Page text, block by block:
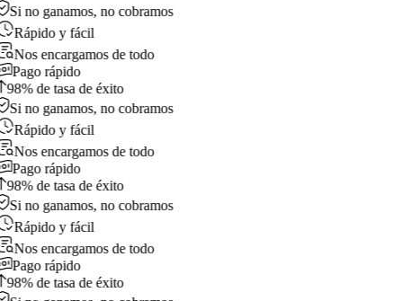
Si no ganamos, no cobramos
Rápido y fácil
Nos encargamos de todo
Pago rápido
98% de tasa de éxito
Si no ganamos, no cobramos
Rápido y fácil
Nos encargamos de todo
Pago rápido
98% de tasa de éxito
Si no ganamos, no cobramos
Rápido y fácil
Nos encargamos de todo
Pago rápido
98% de tasa de éxito